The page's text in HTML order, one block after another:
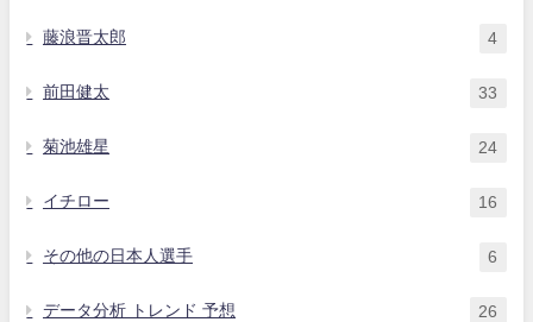
藤浪晋太郎 4
前田健太 33
菊池雄星 24
イチロー 16
その他の日本人選手 6
データ分析 トレンド 予想 26